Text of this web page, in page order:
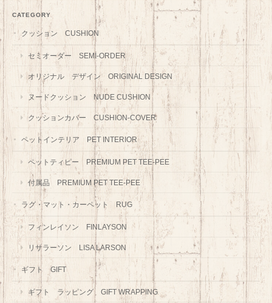
CATEGORY
クッション CUSHION
セミオーダー SEMI-ORDER
オリジナル デザイン ORIGINAL DESIGN
ヌードクッション NUDE CUSHION
クッションカバー CUSHION-COVER
ペットインテリア PET INTERIOR
ペットティピー PREMIUM PET TEE-PEE
付属品 PREMIUM PET TEE-PEE
ラグ・マット・カーペット RUG
フィンレイソン FINLAYSON
リサラーソン LISA LARSON
ギフト GIFT
ギフト ラッピング GIFT WRAPPING